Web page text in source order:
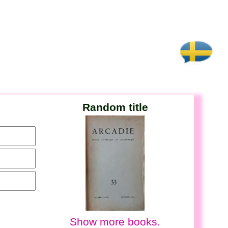
Random title
Show more books.